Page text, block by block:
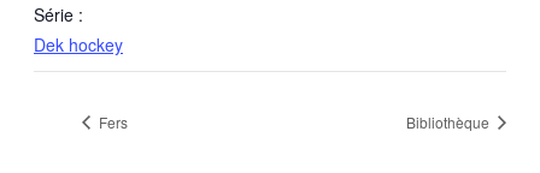
Série :
Dek hockey
Fers Bibliothèque